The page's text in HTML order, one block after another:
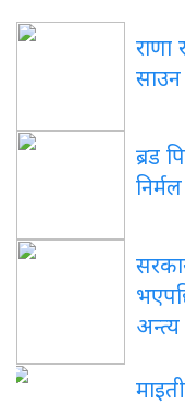
राणा
साउन
ब्रड
अन्त्य